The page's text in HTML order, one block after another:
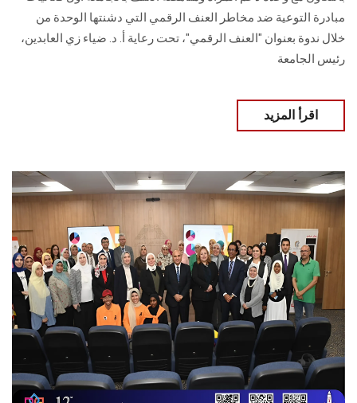
مبادرة التوعية ضد مخاطر العنف الرقمي التي ‏دشنتها الوحدة من
خلال ندوة بعنوان "العنف الرقمي"، تحت رعاية أ. د. ضياء زي العابدين،
‏رئيس الجامعة
اقرأ المزيد